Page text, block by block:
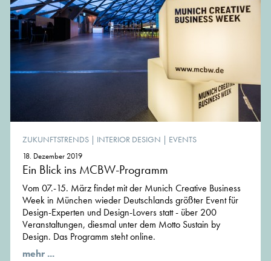
ZUKUNFTSTRENDS | INTERIOR DESIGN | EVENTS
18. Dezember 2019
Ein Blick ins MCBW-Programm
Vom 07.-15. März findet mit der Munich Creative Business
Week in München wieder Deutschlands größter Event für
Design-Experten und Design-Lovers statt - über 200
Veranstaltungen, diesmal unter dem Motto Sustain by
Design. Das Programm steht online.
mehr ...